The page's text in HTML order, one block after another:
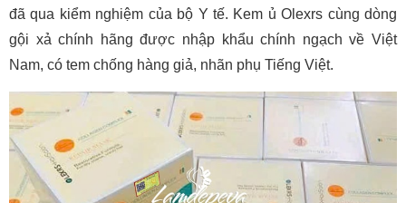
đã qua kiểm nghiệm của bộ Y tế. Kem ủ Olexrs cùng dòng
gội xả chính hãng được nhập khẩu chính ngạch về Việt
Nam, có tem chống hàng giả, nhãn phụ Tiếng Việt.